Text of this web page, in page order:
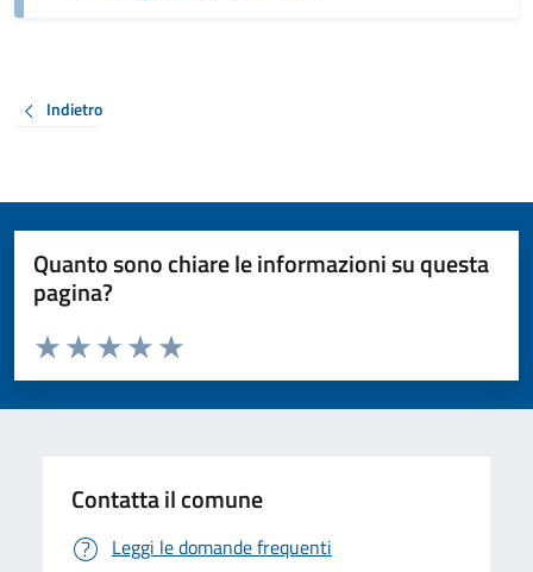
Indietro
Quanto sono chiare le informazioni su questa
pagina?
Valuta da 1 a 5 stelle la pagina
Valuta 5 stelle su 5
Valuta 4 stelle su 5
Valuta 3 stelle su 5
Valuta 2 stelle su 5
Valuta 1 stelle su 5
Contatta il comune
Leggi le domande frequenti